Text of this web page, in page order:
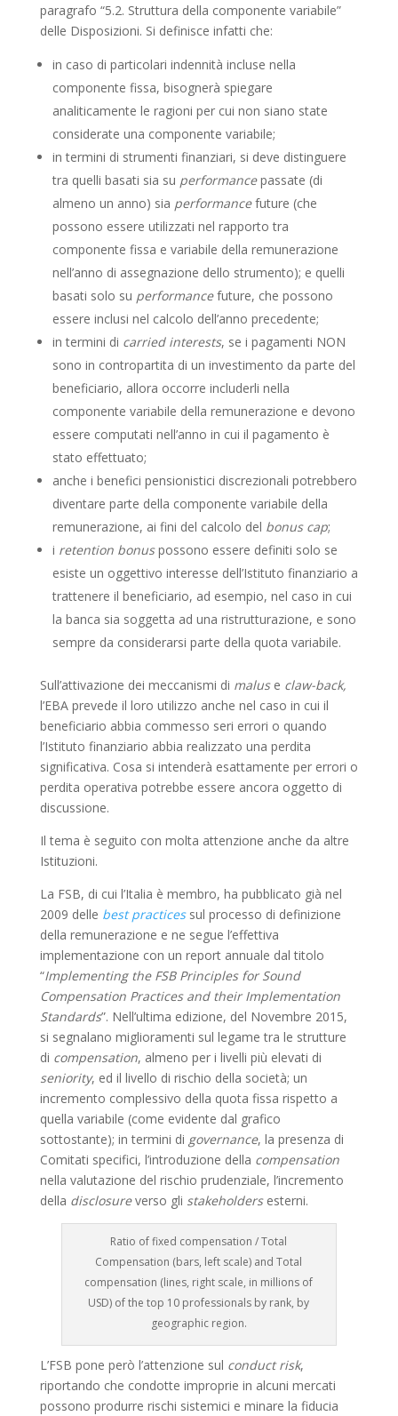
paragrafo “5.2. Struttura della componente variabile”
delle Disposizioni. Si definisce infatti che:
in caso di particolari indennità incluse nella
componente fissa, bisognerà spiegare
analiticamente le ragioni per cui non siano state
considerate una componente variabile;
in termini di strumenti finanziari, si deve distinguere
tra quelli basati sia su performancepassate (di
almeno un anno) sia performancefuture (che
possono essere utilizzati nel rapporto tra
componente fissa e variabile della remunerazione
nell’anno di assegnazione dello strumento); e quelli
basati solo su performancefuture, che possono
essere inclusi nel calcolo dell’anno precedente;
in termini di carried interests, se i pagamenti NON
sono in contropartita di un investimento da parte del
beneficiario, allora occorre includerli nella
componente variabile della remunerazione e devono
essere computati nell’anno in cui il pagamento è
stato effettuato;
anche i benefici pensionistici discrezionali potrebbero
diventare parte della componente variabile della
remunerazione, ai fini del calcolo del bonus cap;
i retention bonuspossono essere definiti solo se
esiste un oggettivo interesse dell’Istituto finanziario a
trattenere il beneficiario, ad esempio, nel caso in cui
la banca sia soggetta ad una ristrutturazione, e sono
sempre da considerarsi parte della quota variabile.
Sull’attivazione dei meccanismi di maluse claw-back,
l’EBA prevede il loro utilizzo anche nel caso in cui il
beneficiario abbia commesso seri errori o quando
l’Istituto finanziario abbia realizzato una perdita
significativa. Cosa si intenderà esattamente per errori o
perdita operativa potrebbe essere ancora oggetto di
discussione.
Il tema è seguito con molta attenzione anche da altre
Istituzioni.
La FSB, di cui l’Italia è membro, ha pubblicato già nel
2009 delle best practicessul processo di definizione
della remunerazione e ne segue l’effettiva
implementazione con un report annuale dal titolo
“Implementing the FSB Principles for Sound
Compensation Practices and their Implementation
Standards”. Nell’ultima edizione, del Novembre 2015,
si segnalano miglioramenti sul legame tra le strutture
di compensation, almeno per i livelli più elevati di
seniority, ed il livello di rischio della società; un
incremento complessivo della quota fissa rispetto a
quella variabile (come evidente dal grafico
sottostante); in termini di governance, la presenza di
Comitati specifici, l’introduzione della compensation
nella valutazione del rischio prudenziale, l’incremento
della disclosureverso gli stakeholdersesterni.
Ratio of fixed compensation / Total
Compensation (bars, left scale) and Total
compensation (lines, right scale, in millions of
USD) of the top 10 professionals by rank, by
geographic region.
L’FSB pone però l’attenzione sul conduct risk,
riportando che condotte improprie in alcuni mercati
possono produrre rischi sistemici e minare la fiducia